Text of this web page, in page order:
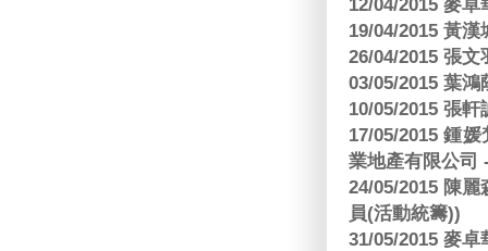
12/04/2015 麥
19/04/2015 黃
26/04/2015 張
03/05/2015 葉
10/05/2015 張
17/05/2015 鍾
業地產有限公司
24/05/2015 陳
員(活動統籌))
31/05/2015 麥